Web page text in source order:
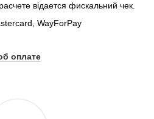
відается фискальний чек.
WayForPay
оплате